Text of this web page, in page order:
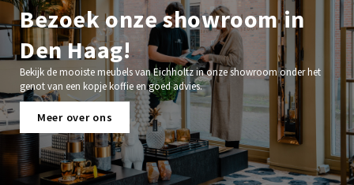
Bezoek onze showroom in
Den Haag!
Bekijk de mooiste meubels van Eichholtz in onze showroom onder het
genot van een kopje koffie en goed advies.
Meer over ons